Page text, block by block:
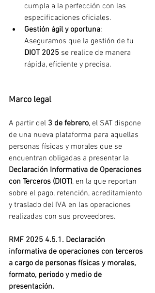
cumpla a la perfección con las
especificaciones oficiales.
Gestión ágil y oportuna:
Aseguramos que la gestión de tu
DIOT 2025 se realice de manera
rápida, eficiente y precisa.
Marco legal
A partir del 3 de febrero, el SAT dispone
de una nueva plataforma para aquellas
personas físicas y morales que se
encuentran obligadas a presentar la
Declaración Informativa de Operaciones
con Terceros (DIOT), en la que reportan
sobre el pago, retención, acreditamiento
y traslado del IVA en las operaciones
realizadas con sus proveedores.
RMF 2025 4.5.1. Declaración
informativa de operaciones con terceros
a cargo de personas físicas y morales,
formato, periodo y medio de
presentación.